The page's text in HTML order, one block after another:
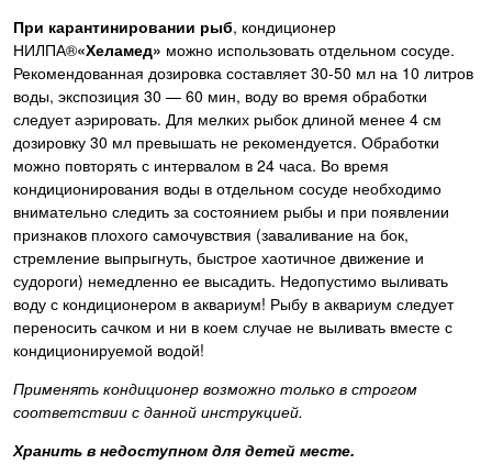
При карантинировании рыб, кондиционер
НИЛПА®«Хеламед» можно использовать отдельном сосуде.
Рекомендованная дозировка составляет 30-50 мл на 10 литров
воды, экспозиция 30 — 60 мин, воду во время обработки
следует аэрировать. Для мелких рыбок длиной менее 4 см
дозировку 30 мл превышать не рекомендуется. Обработки
можно повторять с интервалом в 24 часа. Во время
кондиционирования воды в отдельном сосуде необходимо
внимательно следить за состоянием рыбы и при появлении
признаков плохого самочувствия (заваливание на бок,
стремление выпрыгнуть, быстрое хаотичное движение и
судороги) немедленно ее высадить. Недопустимо выливать
воду с кондиционером в аквариум! Рыбу в аквариум следует
переносить сачком и ни в коем случае не выливать вместе с
кондиционируемой водой!
Применять кондиционер возможно только в строгом
соответствии с данной инструкцией.
Хранить в недоступном для детей месте.